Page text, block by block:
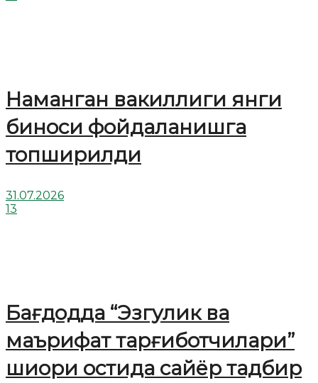
Наманган вакиллиги янги
биноси фойдаланишга
топширилди
31.07.2026
13
Бағдодда “Эзгулик ва
маърифат тарғиботчилари”
шиори остида сайёр тадбир